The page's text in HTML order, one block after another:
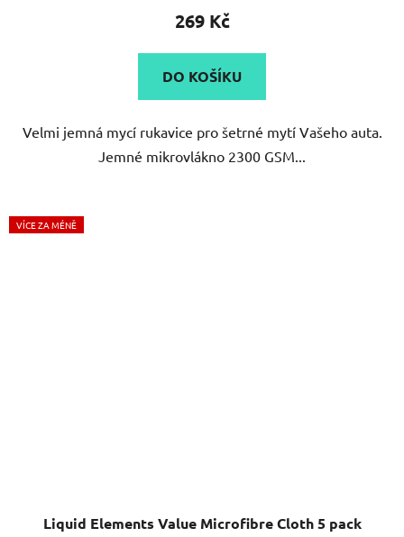
produktu
4,9
z
hvězdiček.
269 Kč
DO KOŠÍKU
Velmi jemná mycí rukavice pro šetrné mytí Vašeho auta.
Jemné mikrovlákno 2300 GSM...
VÍCE ZA MÉNĚ
Liquid Elements Value Microfibre Cloth 5 pack